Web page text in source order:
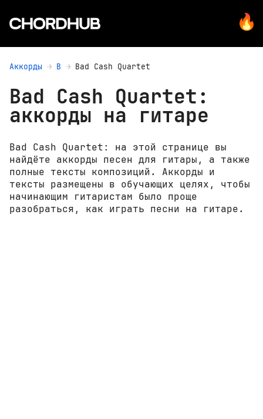
Аккорды B Bad Cash Quartet
Bad Cash Quartet:
аккорды на гитаре
Bad Cash Quartet: на этой странице вы
найдёте аккорды песен для гитары, а также
полные тексты композиций. Аккорды и
тексты размещены в обучающих целях, чтобы
начинающим гитаристам было проще
разобраться, как играть песни на гитаре.